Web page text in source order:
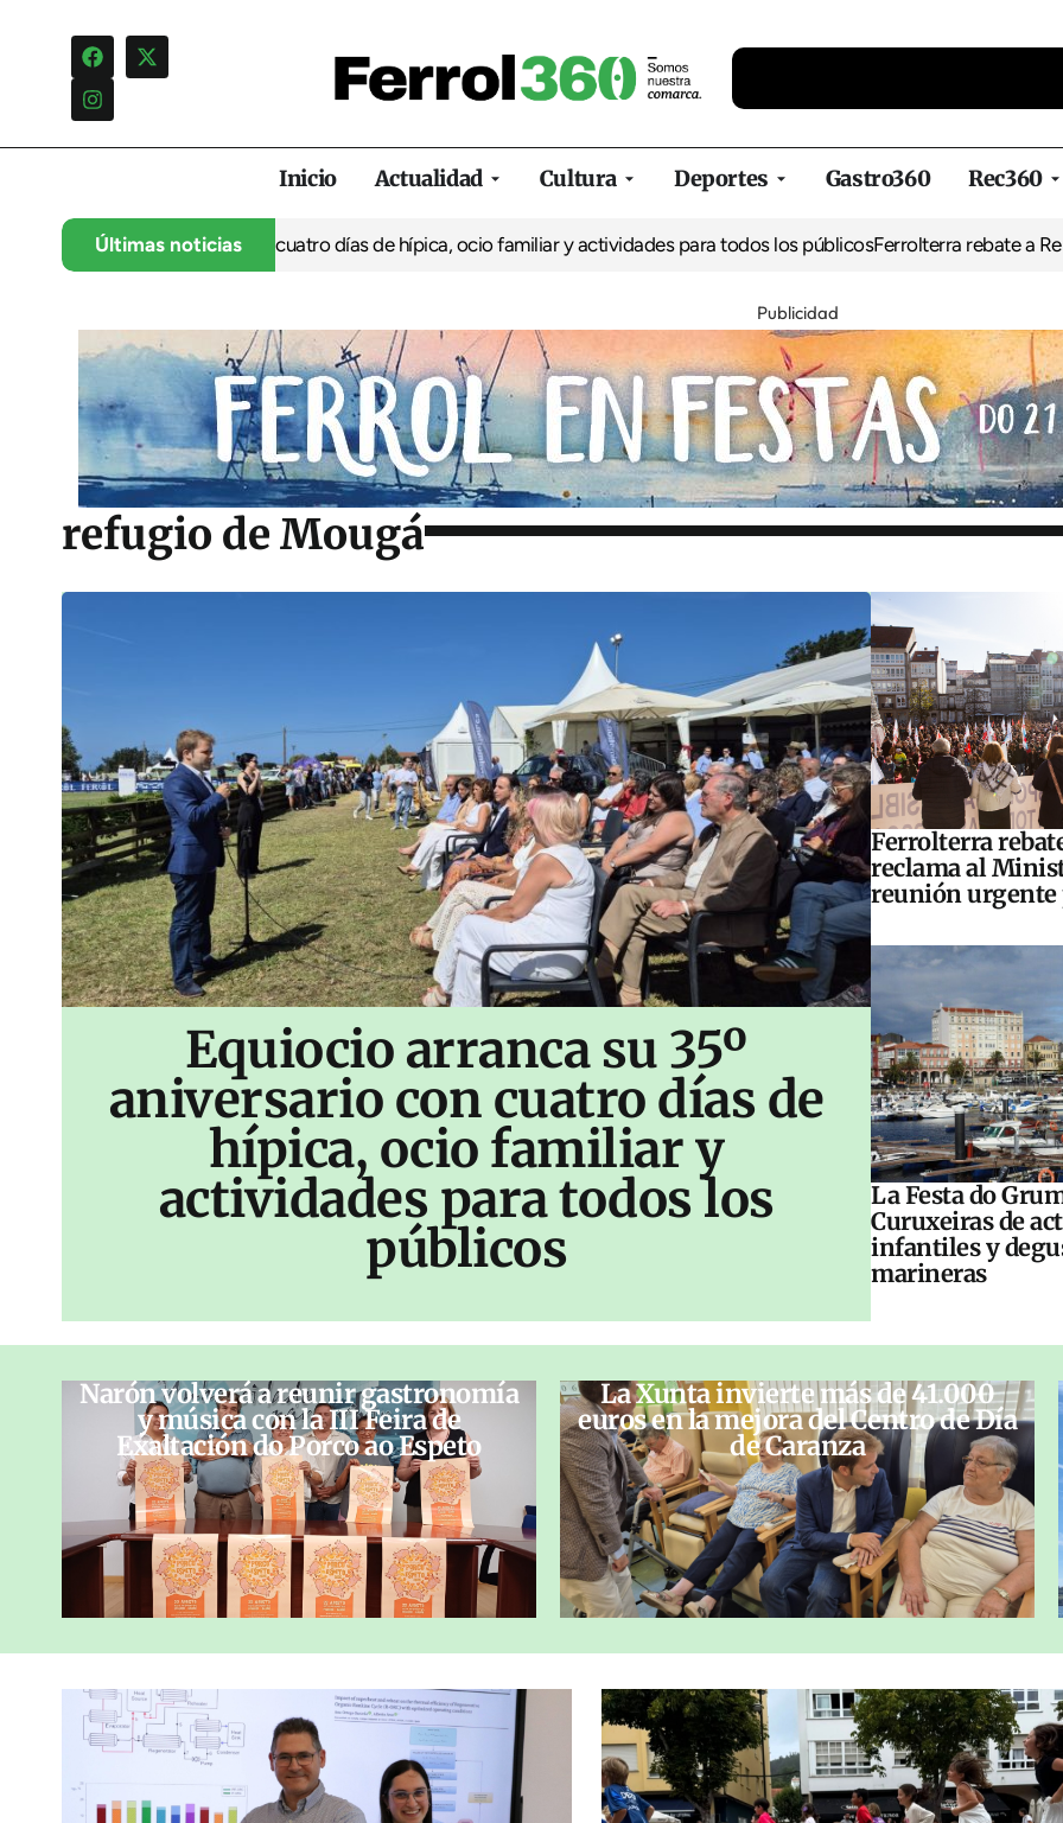
Inicio Actualidad Cultura Deportes Gastro360 Rec360
Últimas noticias
35º aniversario con cuatro días de hípica, ocio familiar y actividades para todos los públicosFerrolterra rebate a Renfe y
Publicidad
refugio de Mougá
Equiocio arranca su 35º
aniversario con cuatro días de
hípica, ocio familiar y
actividades para todos los
públicos
Ferrolterra
reclama al
reunión urgente
La Festa do
Curuxeiras de
infantiles y
marineras
Narón volverá a reunir gastronomía
y música con la III Feira de
Exaltación do Porco ao Espeto
La Xunta invierte más de 41.000
euros en la mejora del Centro de Día
de Caranza